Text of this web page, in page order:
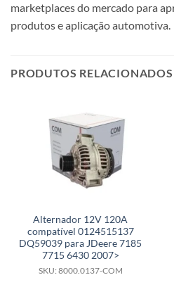
marketplaces do mercado para
produtos e aplicação automotiva.
PRODUTOS RELACIONADOS
Alternador 12V 120A
compatível 0124515137
DQ59039 para JDeere 7185
7715 6430 2007>
SKU: 8000.0137-COM